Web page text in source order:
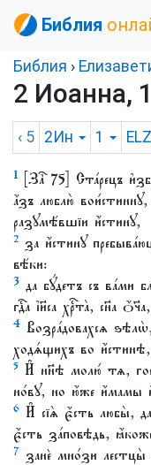
Библия
Библия ›
2 Иоанна, 1
‹ 5 2Ин 1
1
[Заⷱ҇ 75] Ста́рецъ
а҆́зъ люблю̀
разꙋмѣ́вшїи и҆́стинꙋ,
2 за и҆́стинꙋ
вѣ́ки:
3 да бꙋ́детъ съ
гдⷭ҇а і҆и҃са хрⷭ҇та̀, сн҃а
4 Возра́довахсѧ
ходѧ́щихъ во
5 И҆ нн҃ѣ молю́ тѧ,
но́вꙋ, но ю҆́же и҆́мамы
6 И҆ сїѧ̀ є҆́сть любы̀,
є҆́сть за́повѣдь,
7 занѐ мно́зи